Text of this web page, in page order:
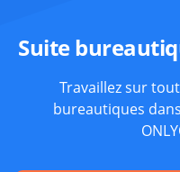
Suite
Travaillez sur
bureautiques